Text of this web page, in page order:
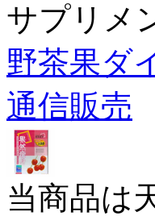
サプリメ
野茶果ダ
通信販売
当商品は